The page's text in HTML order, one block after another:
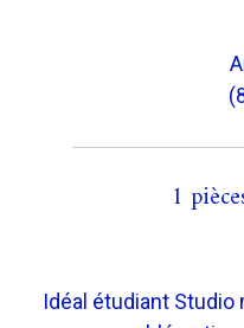
1
Idéal étudiant